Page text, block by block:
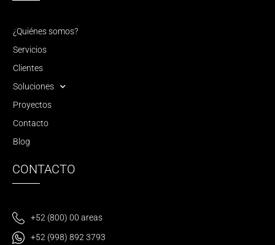
¿Quiénes somos?
Servicios
Clientes
Soluciones
Proyectos
Contacto
Blog
CONTACTO
+52 (800) 00 areas
+52 (998) 892 3793